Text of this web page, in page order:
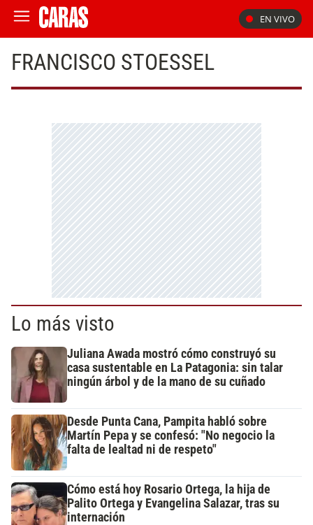
EN VIVO
FRANCISCO STOESSEL
Lo más visto
Juliana Awada mostró cómo construyó su
casa sustentable en La Patagonia: sin talar
ningún árbol y de la mano de su cuñado
Desde Punta Cana, Pampita habló sobre
Martín Pepa y se confesó: "No negocio la
falta de lealtad ni de respeto"
Cómo está hoy Rosario Ortega, la hija de
Palito Ortega y Evangelina Salazar, tras su
internación